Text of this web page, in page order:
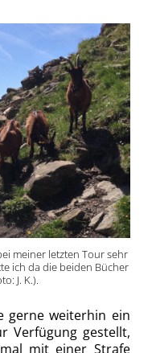
meiner letzten Tour sehr
ich da die beiden Bücher
J. K.).
gerne weiterhin ein
Verfügung gestellt,
mit einer Strafe